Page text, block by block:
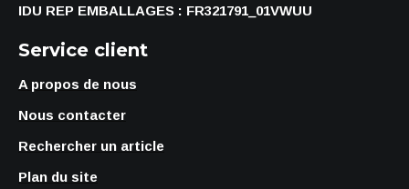
IDU REP EMBALLAGES : FR321791_01VWUU
Service client
A propos de nous
Nous contacter
Rechercher un article
Plan du site